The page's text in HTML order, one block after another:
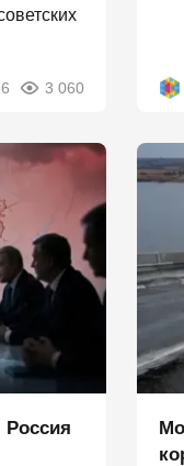
3 060
Россия